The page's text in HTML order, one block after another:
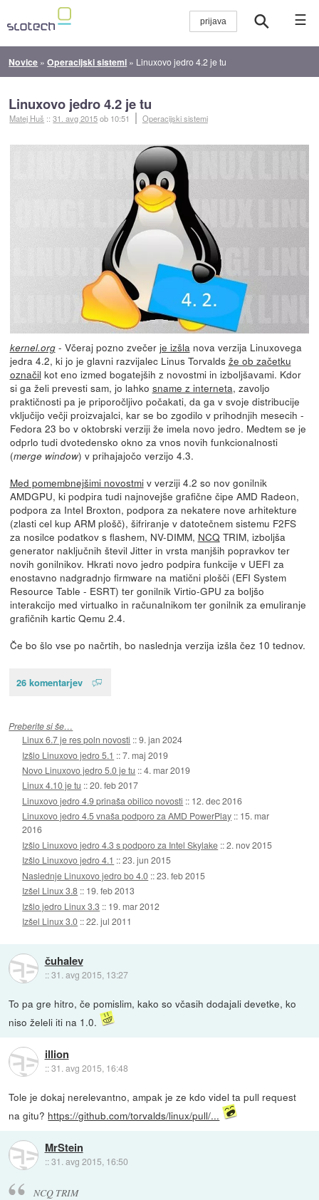
☰
Novice »Operacijski sistemi » Linuxovo jedro 4.2 je tu
Linuxovo jedro 4.2 je tu
Matej Huš ::31. avg 2015ob 10:51 Operacijski sistemi
kernel.org- Včeraj pozno zvečer je izšla nova verzija Linuxovega
jedra 4.2, ki jo je glavni razvijalec Linus Torvalds že ob začetku
označil kot eno izmed bogatejših z novostmi in izboljšavami. Kdor
si ga želi prevesti sam, jo lahko sname z interneta, zavoljo
praktičnosti pa je priporočljivo počakati, da ga v svoje distribucije
vključijo večji proizvajalci, kar se bo zgodilo v prihodnjih mesecih -
Fedora 23 bo v oktobrski verziji že imela novo jedro. Medtem se je
odprlo tudi dvotedensko okno za vnos novih funkcionalnosti
(merge window) v prihajajočo verzijo 4.3.
Med pomembnejšimi novostmiv verziji 4.2 so nov gonilnik
AMDGPU, ki podpira tudi najnovejše grafične čipe AMD Radeon,
podpora za Intel Broxton, podpora za nekatere nove arhitekture
(zlasti cel kup ARM plošč), šifriranje v datotečnem sistemu F2FS
za nosilce podatkov s flashem, NV-DIMM, NCQ TRIM, izboljša
generator naključnih števil Jitter in vrsta manjših popravkov ter
novih gonilnikov. Hkrati novo jedro podpira funkcije v UEFI za
enostavno nadgradnjo firmware na matični plošči (EFI System
Resource Table - ESRT) ter gonilnik Virtio-GPU za boljšo
interakcijo med virtualko in računalnikom ter gonilnik za emuliranje
grafičnih kartic Qemu 2.4.
Če bo šlo vse po načrtih, bo naslednja verzija izšla čez 10 tednov.
26 komentarjev
Preberite si še…
Linux 6.7 je res poln novosti ::9. jan 2024
Izšlo Linuxovo jedro 5.1 ::7. maj 2019
Novo Linuxovo jedro 5.0 je tu ::4. mar 2019
Linux 4.10 je tu ::20. feb 2017
Linuxovo jedro 4.9 prinaša obilico novosti :: 12. dec 2016
Linuxovo jedro 4.5 vnaša podporo za AMD PowerPlay :: 15. mar
2016
Izšlo Linuxovo jedro 4.3 s podporo za Intel Skylake ::2. nov 2015
Izšlo Linuxovo jedro 4.1 ::23. jun 2015
Naslednje Linuxovo jedro bo 4.0 ::23. feb 2015
Izšel Linux 3.8 :: 19. feb 2013
Izšlo jedro Linux 3.3 :: 19. mar 2012
Izšel Linux 3.0 ::22. jul 2011
čuhalev
::31. avg 2015, 13:27
To pa gre hitro, če pomislim, kako so včasih dodajali devetke, ko
niso želeli iti na 1.0.
illion
::31. avg 2015, 16:48
Tole je dokaj nerelevantno, ampak je ze kdo videl ta pull request
na gitu? https://github.com/torvalds/linux/pull/...
MrStein
::31. avg 2015, 16:50
NCQ TRIM